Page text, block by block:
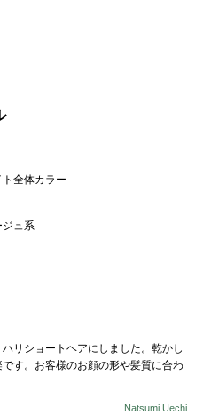
全体カラー
ジュ系
リショートヘアにしました。乾かし
す。お客様のお顔の形や髪質に合わ
Natsumi Uechi